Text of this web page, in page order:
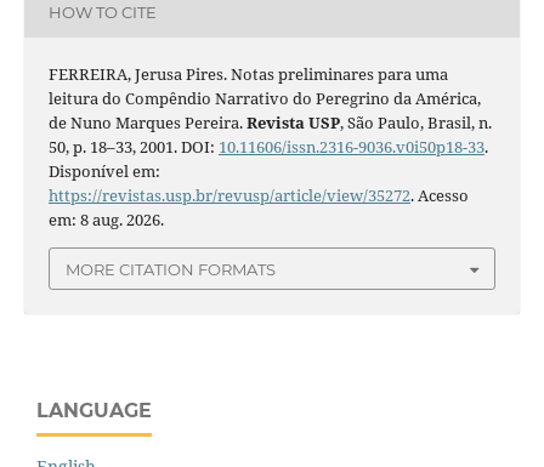
HOW TO CITE
FERREIRA, Jerusa Pires. Notas preliminares para uma
leitura do Compêndio Narrativo do Peregrino da América,
de Nuno Marques Pereira.Revista USP, São Paulo, Brasil, n.
50, p. 18–33, 2001. DOI: 10.11606/issn.2316-9036.v0i50p18-33.
Disponível em:
https://revistas.usp.br/revusp/article/view/35272. Acesso
em: 8 aug. 2026.
MORE CITATION FORMATS
LANGUAGE